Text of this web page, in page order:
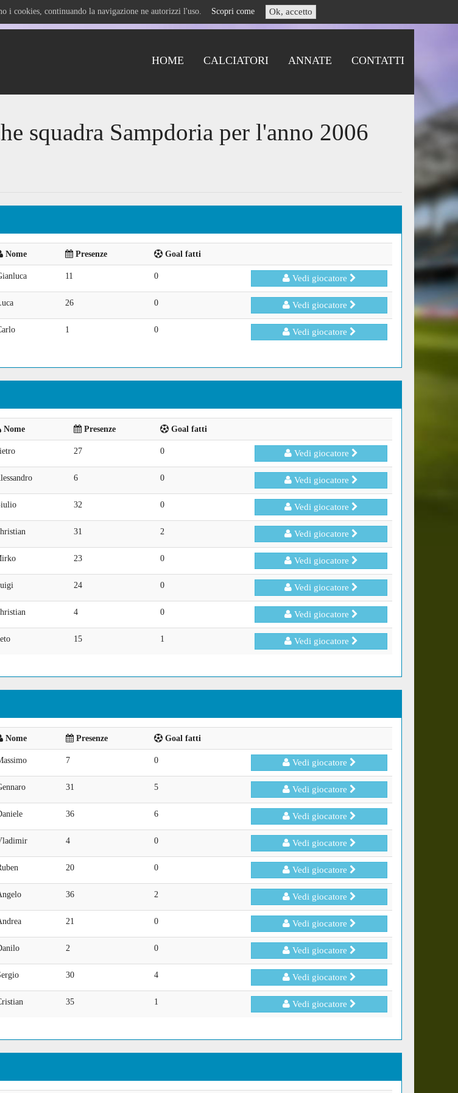
i cookies, continuando la navigazione ne autorizzi l'uso. Scopri come Ok, accetto
HOME CALCIATORI ANNATE CONTATTI
squadra Sampdoria per l'anno 2006
Nome Presenze Goal fatti
11 0 Vedi giocatore
26 0 Vedi giocatore
1 0 Vedi giocatore
Nome Presenze Goal fatti
27 0 Vedi giocatore
6 0 Vedi giocatore
32 0 Vedi giocatore
31 2 Vedi giocatore
23 0 Vedi giocatore
24 0 Vedi giocatore
4 0 Vedi giocatore
15 1 Vedi giocatore
Nome Presenze Goal fatti
7 0 Vedi giocatore
31 5 Vedi giocatore
36 6 Vedi giocatore
4 0 Vedi giocatore
20 0 Vedi giocatore
36 2 Vedi giocatore
21 0 Vedi giocatore
2 0 Vedi giocatore
30 4 Vedi giocatore
35 1 Vedi giocatore